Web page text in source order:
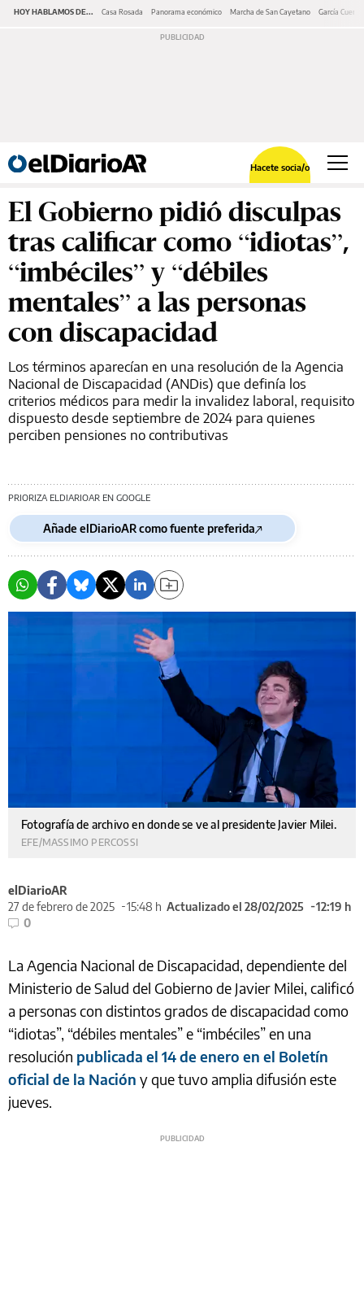
HOY HABLAMOS DE... Casa Rosada Panorama económico Marcha de San Cayetano García Cuerva
Hacete socia/o
El Gobierno pidió disculpas
tras calificar como “idiotas”,
“imbéciles” y “débiles
mentales” a las personas
con discapacidad
Los términos aparecían en una resolución de la Agencia
Nacional de Discapacidad (ANDis) que definía los
criterios médicos para medir la invalidez laboral, requisito
dispuesto desde septiembre de 2024 para quienes
perciben pensiones no contributivas
PRIORIZA ELDIARIOAR EN GOOGLE
Añade elDiarioAR como fuente preferida
Fotografía de archivo en donde se ve al presidente Javier Milei.
EFE/MASSIMO PERCOSSI
elDiarioAR
27 de febrero de 2025
15:48 h Actualizado el 28/02/2025
12:19 h
0
La Agencia Nacional de Discapacidad, dependiente del
Ministerio de Salud del Gobierno de Javier Milei, calificó
a personas con distintos grados de discapacidad como
“idiotas”, “débiles mentales” e “imbéciles” en una
resolución publicada el 14 de enero en el Boletín
oficial de la Nación y que tuvo amplia difusión este
jueves.